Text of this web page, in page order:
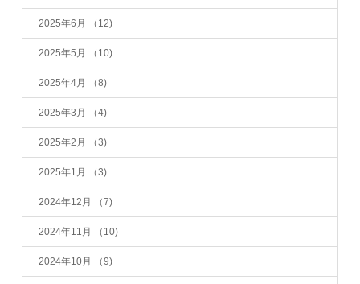
2025年6月 （12)
2025年5月 （10)
2025年4月 （8)
2025年3月 （4)
2025年2月 （3)
2025年1月 （3)
2024年12月 （7)
2024年11月 （10)
2024年10月 （9)